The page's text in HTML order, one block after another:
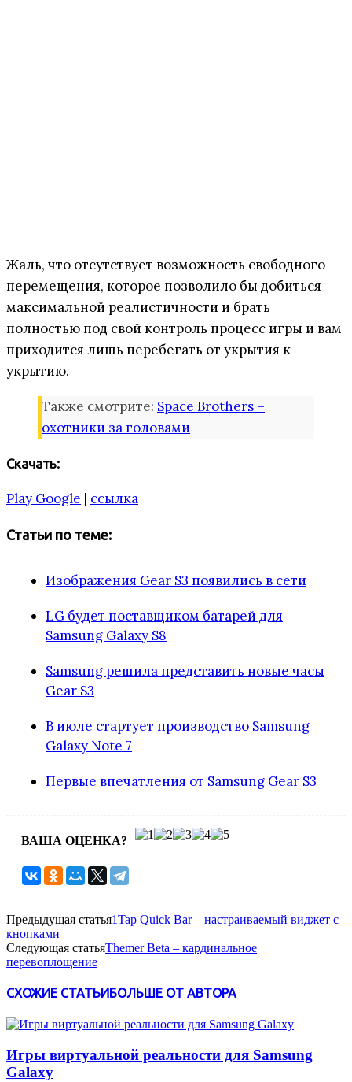
Жаль, что отсутствует возможность свободного
перемещения, которое позволило бы добиться
максимальной реалистичности и брать
полностью под свой контроль процесс игры и вам
приходится лишь перебегать от укрытия к
укрытию.
Также смотрите: Space Brothers –
охотники за головами
Скачать:
Play Google | ссылка
Статьи по теме:
Изображения Gear S3 появились в сети
LG будет поставщиком батарей для
Samsung Galaxy S8
Samsung решила представить новые часы
Gear S3
В июле стартует производство Samsung
Galaxy Note 7
Первые впечатления от Samsung Gear S3
ВАША ОЦЕНКА?
Предыдущая статья1Tap Quick Bar – настраиваемый виджет с
кнопками
Следующая статьяThemer Beta – кардинальное
перевоплощение
СХОЖИЕ СТАТЬИБОЛЬШЕ ОТ АВТОРА
Игры виртуальной реальности для Samsung
Galaxy